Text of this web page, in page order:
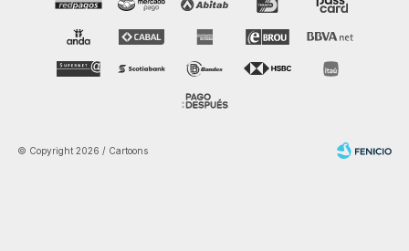
© Copyright 2026 / Cartoons